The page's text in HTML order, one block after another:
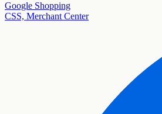
Google Shopping
CSS, Merchant Center